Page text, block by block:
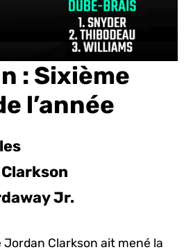
: Sixième
l’année
Jr.
Jordan Clarkson ait mené la